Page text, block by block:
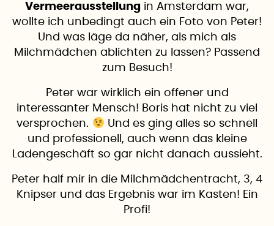
Vermeerausstellung in Amsterdam war,
wollte ich unbedingt auch ein Foto von Peter!
Und was läge da näher, als mich als
Milchmädchen ablichten zu lassen? Passend
zum Besuch!
Peter war wirklich ein offener und
interessanter Mensch! Boris hat nicht zu viel
versprochen.
Und es ging alles so schnell
und professionell, auch wenn das kleine
Ladengeschäft so gar nicht danach aussieht.
Peter half mir in die Milchmädchentracht, 3, 4
Knipser und das Ergebnis war im Kasten! Ein
Profi!